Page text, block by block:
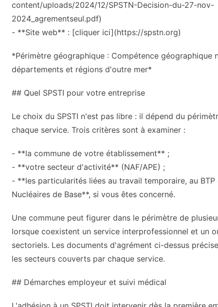
content/uploads/2024/12/SPSTN-Decision-du-27-nov-
2024_agrementseul.pdf)
- **Site web** : [cliquer ici](https://spstn.org)
*Périmètre géographique : Compétence géographique
départements et régions d'outre mer*
## Quel SPSTI pour votre entreprise
Le choix du SPSTI n'est pas libre : il dépend du
chaque service. Trois critères sont à examiner :
- **la commune de votre établissement** ;
- **votre secteur d'activité** (NAF/APE) ;
- **les particularités liées au travail temporaire, au BTP
Nucléaires de Base**, si vous êtes concerné.
Une commune peut figurer dans le périmètre de
lorsque coexistent un service interprofessionnel et un
sectoriels. Les documents d'agrément ci-dessus
les secteurs couverts par chaque service.
## Démarches employeur et suivi médical